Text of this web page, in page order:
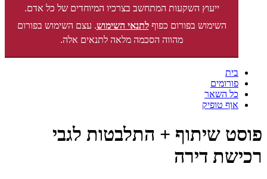
ייעוץ השקעות המתחשב בצרכיו המיוחדים של כל אדם.
השימוש בפורום כפוףלתנאי השימוש. עצם השימוש בפורום
מהווה הסכמה מלאה לתנאים אלה.
בית
פורומים
כל השאר
אוף טופיק
פוסט שיתוף + התלבטות לגבי
רכישת דירה